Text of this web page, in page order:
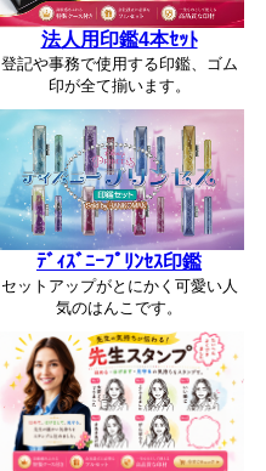
法人用印鑑4本ｾｯﾄ
登記や事務で使用する印鑑、ゴム
印が全て揃います。
ﾃﾞｨｽﾞﾆｰﾌﾟﾘﾝｾｽ印鑑
セットアップがとにかく可愛い人
気のはんこです。